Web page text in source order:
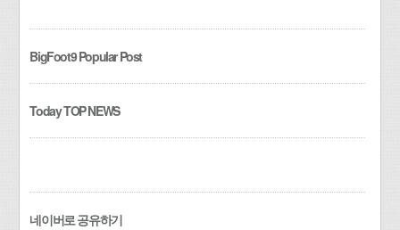
BigFoot9 Popular Post
Today TOP NEWS
네이버로 공유하기